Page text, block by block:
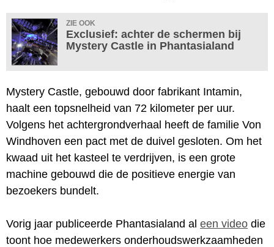
ZIE OOK
Exclusief: achter de schermen bij
Mystery Castle in Phantasialand
Mystery Castle, gebouwd door fabrikant Intamin,
haalt een topsnelheid van 72 kilometer per uur.
Volgens het achtergrondverhaal heeft de familie Von
Windhoven een pact met de duivel gesloten. Om het
kwaad uit het kasteel te verdrijven, is een grote
machine gebouwd die de positieve energie van
bezoekers bundelt.
Vorig jaar publiceerde Phantasialand al een video die
toont hoe medewerkers onderhoudswerkzaamheden